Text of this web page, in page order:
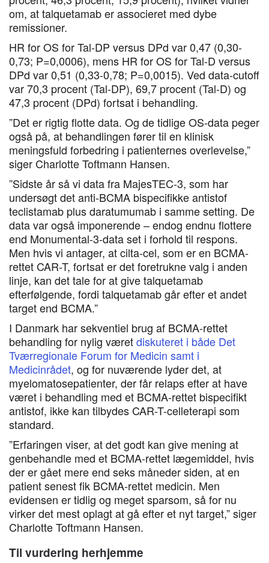
om, at talquetamab er associeret med dybe
remissioner.
HR for OS for Tal-DP versus DPd var 0,47 (0,30-
0,73; P=0,0006), mens HR for OS for Tal-D versus
DPd var 0,51 (0,33-0,78; P=0,0015). Ved data-cutoff
var 70,3 procent (Tal-DP), 69,7 procent (Tal-D) og
47,3 procent (DPd) fortsat i behandling.
”Det er rigtig flotte data. Og de tidlige OS-data peger
også på, at behandlingen fører til en klinisk
meningsfuld forbedring i patienternes overlevelse,”
siger Charlotte Toftmann Hansen.
”Sidste år så vi data fra MajesTEC-3, som har
undersøgt det anti-BCMA bispecifikke antistof
teclistamab plus daratumumab i samme setting. De
data var også imponerende – endog endnu flottere
end Monumental-3-data set i forhold til respons.
Men hvis vi antager, at cilta-cel, som er en BCMA-
rettet CAR-T, fortsat er det foretrukne valg i anden
linje, kan det tale for at give talquetamab
efterfølgende, fordi talquetamab går efter et andet
target end BCMA.”
I Danmark har sekventiel brug af BCMA-rettet
behandling for nylig væretdiskuteret i både Det
Tværregionale Forum for Medicin samt i
Medicinrådet, og for nuværende lyder det, at
myelomatosepatienter, der får relaps efter at have
været i behandling med et BCMA-rettet bispecifikt
antistof, ikke kan tilbydes CAR-T-celleterapi som
standard.
”Erfaringen viser, at det godt kan give mening at
genbehandle med et BCMA-rettet lægemiddel, hvis
der er gået mere end seks måneder siden, at en
patient senest fik BCMA-rettet medicin. Men
evidensen er tidlig og meget sparsom, så for nu
virker det mest oplagt at gå efter et nyt target,” siger
Charlotte Toftmann Hansen.
Til vurdering herhjemme